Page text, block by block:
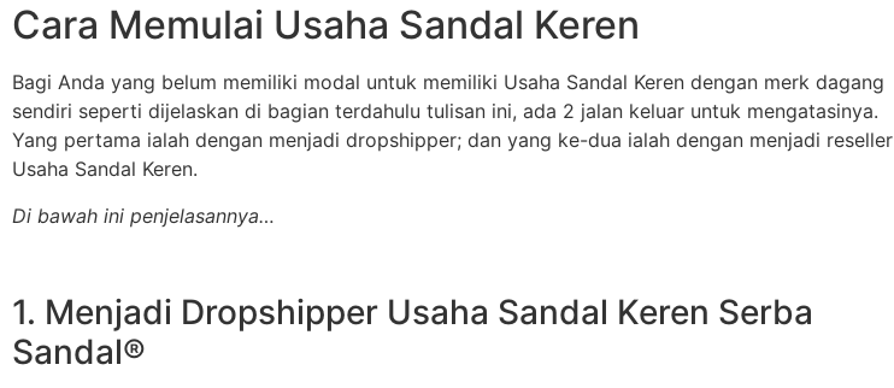
Cara Memulai Usaha Sandal Keren
Bagi Anda yang belum memiliki modal untuk memiliki Usaha Sandal Keren dengan merk dagang
sendiri seperti dijelaskan di bagian terdahulu tulisan ini, ada 2 jalan keluar untuk mengatasinya.
Yang pertama ialah dengan menjadi dropshipper; dan yang ke-dua ialah dengan menjadi reseller
Usaha Sandal Keren.
Di bawah ini penjelasannya…
1. Menjadi Dropshipper Usaha Sandal Keren Serba
Sandal®